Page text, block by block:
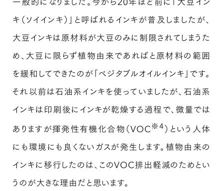
キ（ソイインキ）」と呼ばれるインキが普及しましたが、
大豆インキは原材料が大豆のみに制限されてしまうた
め、大豆に限らず植物由来であればと原材料の範囲
を緩和してできたのが「ベジタブルオイルインキ」です。
それ以前は石油系インキを使っていましたが、石油系
インキは印刷後にインキが乾燥する過程で、微量では
ありますが揮発性有機化合物（VOC※4）という人体
にも環境にも良くないガスが発生します。植物由来の
インキに移行したのは、このVOC排出軽減のためとい
うのが大きな理由だと思います。